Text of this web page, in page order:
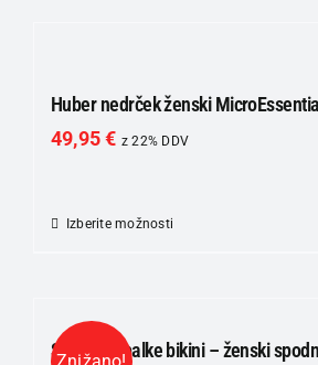
Možnosti
Huber nedrček ženski
49,95€ z 22% DDV
Izberite možnosti
različic.
SKINY Kopalke bikini – ženski